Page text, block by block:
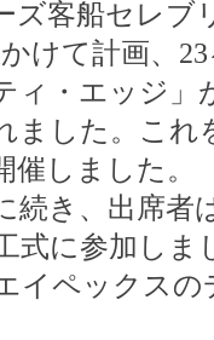
ズ客船セレ
けて計画、
ィ・エッジ
した。これ
催しました。
続き、出席者
式に参加しま
イペックスの